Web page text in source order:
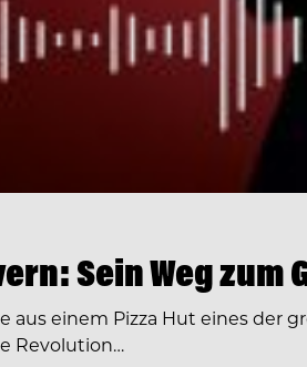
Sein Weg
aus einem Pizza Hut eines
Revolution…